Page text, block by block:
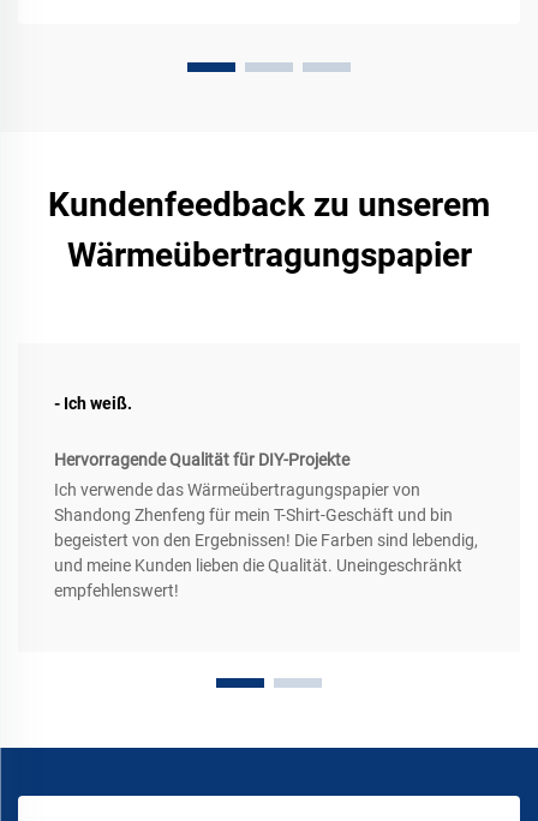
Kundenfeedback zu unserem
Wärmeübertragungspapier
- Ich weiß.
Hervorragende Qualität für DIY-Projekte
Ich verwende das Wärmeübertragungspapier von
Shandong Zhenfeng für mein T-Shirt-Geschäft und bin
begeistert von den Ergebnissen! Die Farben sind lebendig,
und meine Kunden lieben die Qualität. Uneingeschränkt
empfehlenswert!